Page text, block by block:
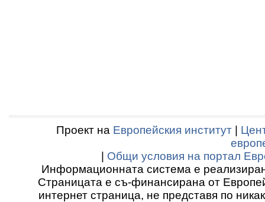
Проект на Европейския институт
Общи условия на портал
Информационната система е
Страницата е съ-финансирана от
интернет страница, не представя по